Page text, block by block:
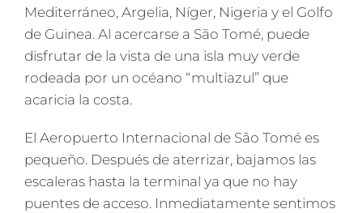
Mediterráneo, Argelia, Níger, Nigeria y el Golfo
de Guinea. Al acercarse a São Tomé, puede
disfrutar de la vista de una isla muy verde
rodeada por un océano “multiazul” que
acaricia la costa.
El Aeropuerto Internacional de Sâo Tomé es
pequeño. Después de aterrizar, bajamos las
escaleras hasta la terminal ya que no hay
puentes de acceso. Inmediatamente sentimos